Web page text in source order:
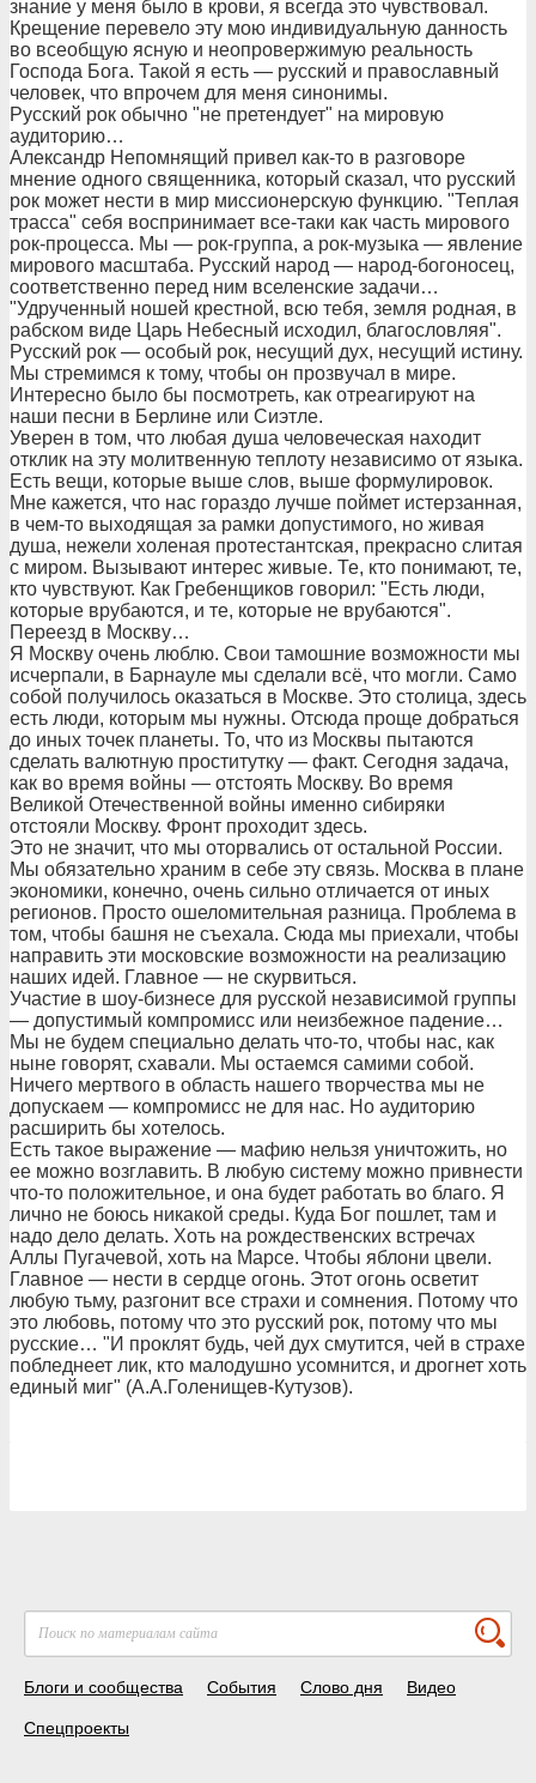
знание у меня было в крови, я всегда это чувствовал.
Крещение перевело эту мою индивидуальную данность
во всеобщую ясную и неопровержимую реальность
Господа Бога. Такой я есть — русский и православный
человек, что впрочем для меня синонимы.
Русский рок обычно "не претендует" на мировую
аудиторию…
Александр Непомнящий привел как-то в разговоре
мнение одного священника, который сказал, что русский
рок может нести в мир миссионерскую функцию. "Теплая
трасса" себя воспринимает все-таки как часть мирового
рок-процесса. Мы — рок-группа, а рок-музыка — явление
мирового масштаба. Русский народ — народ-богоносец,
соответственно перед ним вселенские задачи…
"Удрученный ношей крестной, всю тебя, земля родная, в
рабском виде Царь Небесный исходил, благословляя".
Русский рок — особый рок, несущий дух, несущий истину.
Мы стремимся к тому, чтобы он прозвучал в мире.
Интересно было бы посмотреть, как отреагируют на
наши песни в Берлине или Сиэтле.
Уверен в том, что любая душа человеческая находит
отклик на эту молитвенную теплоту независимо от языка.
Есть вещи, которые выше слов, выше формулировок.
Мне кажется, что нас гораздо лучше поймет истерзанная,
в чем-то выходящая за рамки допустимого, но живая
душа, нежели холеная протестантская, прекрасно слитая
с миром. Вызывают интерес живые. Те, кто понимают, те,
кто чувствуют. Как Гребенщиков говорил: "Есть люди,
которые врубаются, и те, которые не врубаются".
Переезд в Москву…
Я Москву очень люблю. Свои тамошние возможности мы
исчерпали, в Барнауле мы сделали всё, что могли. Само
собой получилось оказаться в Москве. Это столица, здесь
есть люди, которым мы нужны. Отсюда проще добраться
до иных точек планеты. То, что из Москвы пытаются
сделать валютную проститутку — факт. Сегодня задача,
как во время войны — отстоять Москву. Во время
Великой Отечественной войны именно сибиряки
отстояли Москву. Фронт проходит здесь.
Это не значит, что мы оторвались от остальной России.
Мы обязательно храним в себе эту связь. Москва в плане
экономики, конечно, очень сильно отличается от иных
регионов. Просто ошеломительная разница. Проблема в
том, чтобы башня не съехала. Сюда мы приехали, чтобы
направить эти московские возможности на реализацию
наших идей. Главное — не скурвиться.
Участие в шоу-бизнесе для русской независимой группы
— допустимый компромисс или неизбежное падение…
Мы не будем специально делать что-то, чтобы нас, как
ныне говорят, схавали. Мы остаемся самими собой.
Ничего мертвого в область нашего творчества мы не
допускаем — компромисс не для нас. Но аудиторию
расширить бы хотелось.
Есть такое выражение — мафию нельзя уничтожить, но
ее можно возглавить. В любую систему можно привнести
что-то положительное, и она будет работать во благо. Я
лично не боюсь никакой среды. Куда Бог пошлет, там и
надо дело делать. Хоть на рождественских встречах
Аллы Пугачевой, хоть на Марсе. Чтобы яблони цвели.
Главное — нести в сердце огонь. Этот огонь осветит
любую тьму, разгонит все страхи и сомнения. Потому что
это любовь, потому что это русский рок, потому что мы
русские… "И проклят будь, чей дух смутится, чей в страхе
побледнеет лик, кто малодушно усомнится, и дрогнет хоть
единый миг" (А.А.Голенищев-Кутузов).
Блоги и сообщества События Слово дня Видео
Спецпроекты